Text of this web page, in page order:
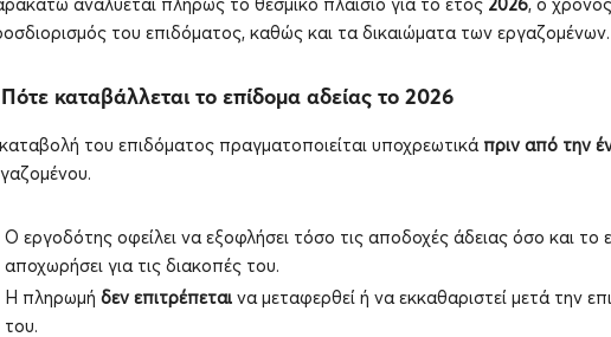
αναλύεται πλήρως το θεσμικό πλαίσιο για το έτος 2026, ο
του επιδόματος, καθώς και τα δικαιώματα των εργαζομένων.
καταβάλλεται το επίδομα αδείας το 2026
του επιδόματος πραγματοποιείται υποχρεωτικά πριν από την
Ο εργοδότης οφείλει να εξοφλήσει τόσο τις αποδοχές άδειας όσο και
αποχωρήσει για τις διακοπές του.
Η πληρωμή δεν επιτρέπεται να μεταφερθεί ή να εκκαθαριστεί μετά την
του.